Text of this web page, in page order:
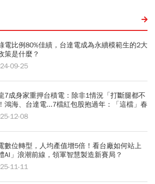
電比例80%佳績，台達電成為永續模範生的2大
策是什麼？
09-25
7成身家重押台積電：除非1情況「打斷腿都不
鴻海、台達電...7檔紅包股抱過年：「這檔」春
12-08
數位轉型，人均產值增5倍！看台廠如何站上
AI」浪潮前線，領軍智慧製造新賽局？
11-11